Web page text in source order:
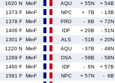
1620 N MinF AQU + 55N + 54B
1373 F MinF NPC + 7B - 13B
1378 F MinF PRO - 8B + 72N
1406 F MinF IDF + 20B - 51N
1301 F MinF ALS - 51B = 20N
1220 N MinF AQU - 37B - 48N
1269 F MinF DSA - 59B - 58N
1460 F MinF IDF - 6N + 57B
1581 F MinF NPC + 57N - 6B